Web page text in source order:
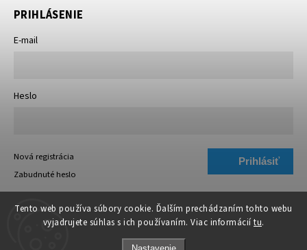
Tento web používa súbory cookie. Ďalším prechádzaním tohto webu
vyjadrujete súhlas s ich používaním. Viac informácií tu.
PRIHLÁSENIE
E-mail
Heslo
Prihlásiť
Nová registrácia
Zabudnuté heslo